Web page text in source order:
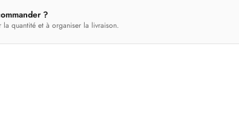
?
quantité et à organiser la livraison.